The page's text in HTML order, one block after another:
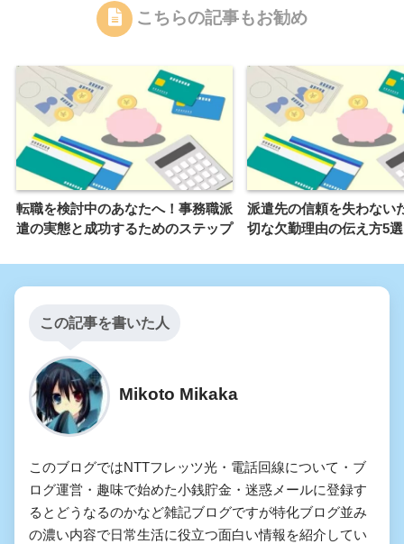
こちらの記事もお勧め
転職を検討中のあなたへ！事務職派
遣の実態と成功するためのステップ
派遣先の信頼を失わない
切な欠勤理由の伝え方5選
この記事を書いた人
Mikoto Mikaka
このブログではNTTフレッツ光・電話回線について・ブ
ログ運営・趣味で始めた小銭貯金・迷惑メールに登録す
るとどうなるのかなど雑記ブログですが特化ブログ並み
の濃い内容で日常生活に役立つ面白い情報を紹介してい